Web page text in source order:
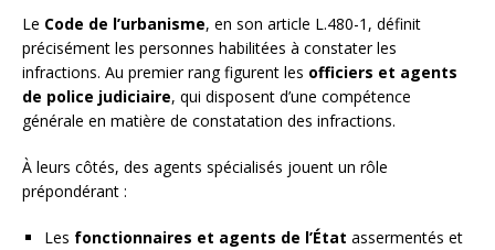
Le Code de l’urbanisme, en son article L.480-1, définit
précisément les personnes habilitées à constater les
infractions. Au premier rang figurent les officiers et agents
de police judiciaire, qui disposent d’une compétence
générale en matière de constatation des infractions.
À leurs côtés, des agents spécialisés jouent un rôle
prépondérant :
Les fonctionnaires et agents de l’État assermentés et